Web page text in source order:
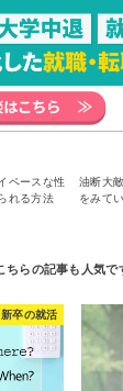
ペースな性
れる方法
油断大
をみて
新卒の就活